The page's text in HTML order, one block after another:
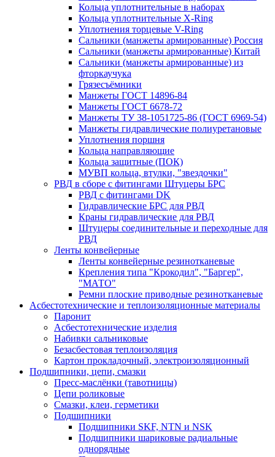
Кольца уплотнительные в наборах
Кольца уплотнительные Х-Ring
Уплотнения торцевые V-Ring
Сальники (манжеты армированные) Россия
Сальники (манжеты армированные) Китай
Сальники (манжеты армированные) из
фторкаучука
Грязесъёмники
Манжеты ГОСТ 14896-84
Манжеты ГОСТ 6678-72
Манжеты ТУ 38-1051725-86 (ГОСТ 6969-54)
Манжеты гидравлические полиуретановые
Уплотнения поршня
Кольца направляющие
Кольца защитные (ПОК)
МУВП кольца, втулки, "звездочки"
РВД в сборе с фитингами Штуцеры БРС
РВД с фитингами DK
Гидравлические БРС для РВД
Краны гидравлические для РВД
Штуцеры соединительные и переходные для
РВД
Ленты конвейерные
Ленты конвейерные резинотканевые
Крепления типа "Крокодил", "Баргер",
"МАТО"
Ремни плоские приводные резинотканевые
Асбестотехнические и теплоизоляционные материалы
Паронит
Асбестотехнические изделия
Набивки сальниковые
Безасбестовая теплоизоляция
Картон прокладочный, электроизоляционный
Подшипники, цепи, смазки
Пресс-маслёнки (тавотницы)
Цепи роликовые
Смазки, клеи, герметики
Подшипники
Подшипники SKF, NTN и NSK
Подшипники шариковые радиальные
однорядные